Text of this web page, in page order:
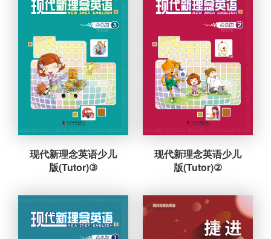
现代新理念英语少儿
版(Tutor)③
现代新理念英语少儿
版(Tutor)②